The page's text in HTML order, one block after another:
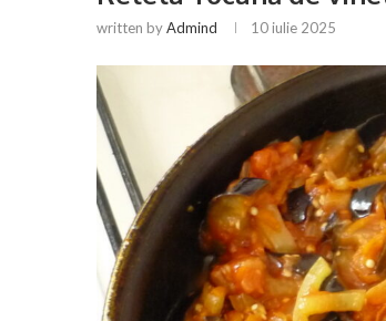
written byAdmind 10 iulie 2025